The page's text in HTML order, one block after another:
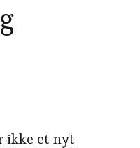
ikke et nyt